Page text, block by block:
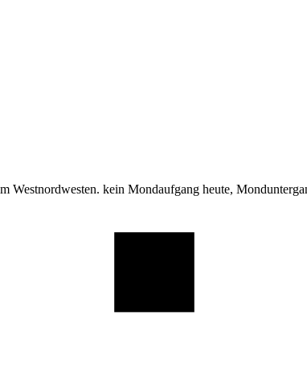
Westnordwesten. kein Mondaufgang heute,